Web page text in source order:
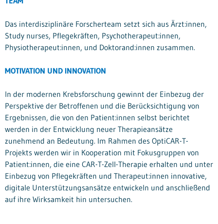
Das interdisziplinäre Forscherteam setzt sich aus Ärzt:innen,
Study nurses, Pflegekräften, Psychotherapeut:innen,
Physiotherapeut:innen, und Doktorand:innen zusammen.
MOTIVATION UND INNOVATION
In der modernen Krebsforschung gewinnt der Einbezug der
Perspektive der Betroffenen und die Berücksichtigung von
Ergebnissen, die von den Patient:innen selbst berichtet
werden in der Entwicklung neuer Therapieansätze
zunehmend an Bedeutung. Im Rahmen des OptiCAR-T-
Projekts werden wir in Kooperation mit Fokusgruppen von
Patient:innen, die eine CAR-T-Zell-Therapie erhalten und unter
Einbezug von Pflegekräften und Therapeut:innen innovative,
digitale Unterstützungsansätze entwickeln und anschließend
auf ihre Wirksamkeit hin untersuchen.